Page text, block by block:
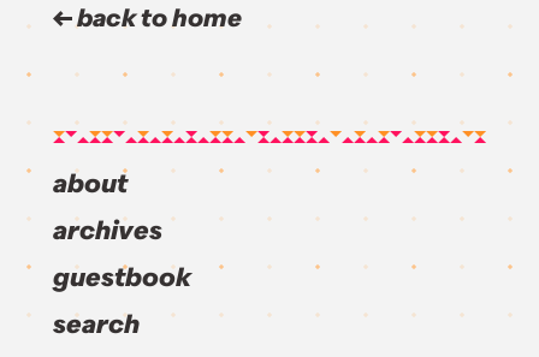
back to home
about
archives
guestbook
search